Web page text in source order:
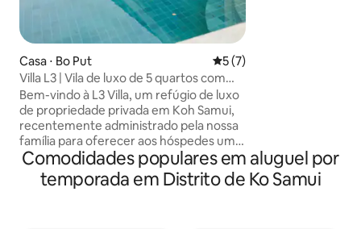
Casa ⋅ Bo Put 5 de uma avaliação média
5 (7)
Villa L3 | Vila de luxo de 5 quartos com
piscina privativa
Bem-vindo à L3 Villa, um refúgio de luxo
de propriedade privada em Koh Samui,
recentemente administrado pela nossa
família para oferecer aos hóspedes uma
estadia verdadeiramente personalizada
e confortável. Projetada pensando em
espaço, privacidade e comodidade,
espetacular para
Comodidades populares em aluguel por
temporada em Distrito de Ko Samui